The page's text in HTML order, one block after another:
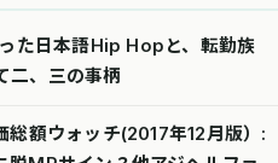
た日本語Hip Hopと、転勤族
二、三の事柄
額ウォッチ(2017年12月版）: